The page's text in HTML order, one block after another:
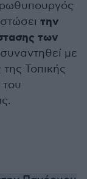
την
των
με
Τοπικής